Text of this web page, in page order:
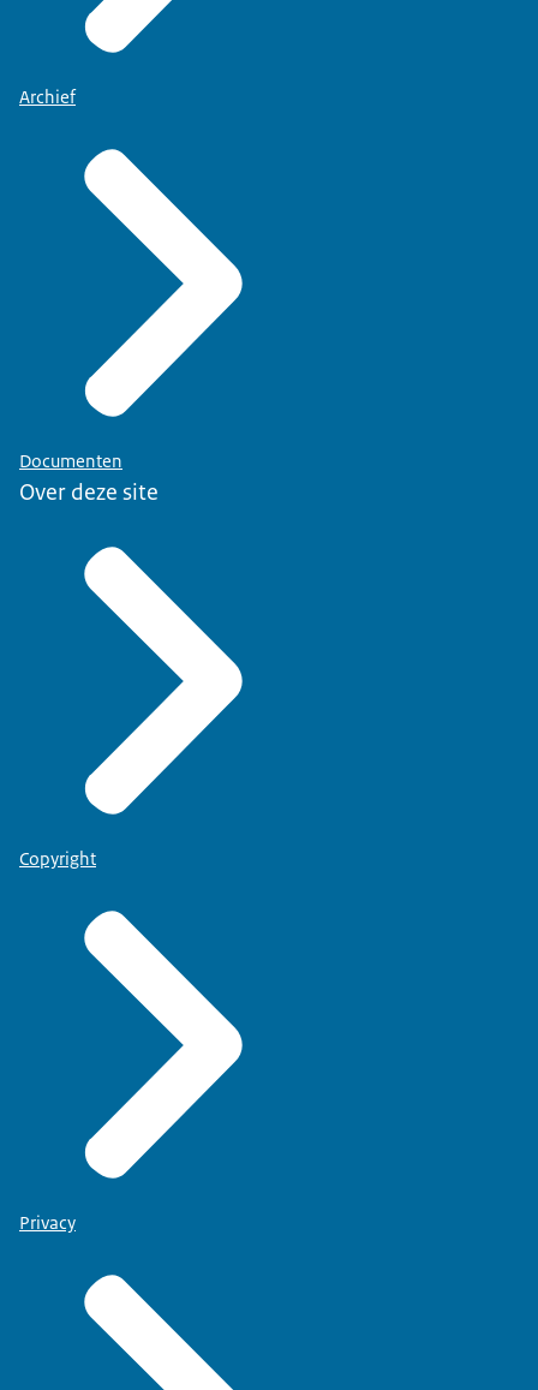
Archief
Documenten
Over deze site
Copyright
Privacy